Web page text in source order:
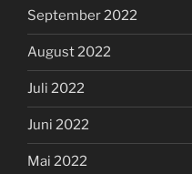
September 2022
August 2022
Juli 2022
Juni 2022
Mai 2022